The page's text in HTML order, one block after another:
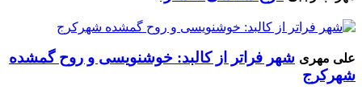
علی مهری شهر فراتر از کالبد: خوشنویسی و روح گمشده
شهرکرج